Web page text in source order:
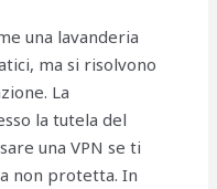
una lavanderia
ma si risolvono
La
la tutela del
una VPN se ti
non protetta. In